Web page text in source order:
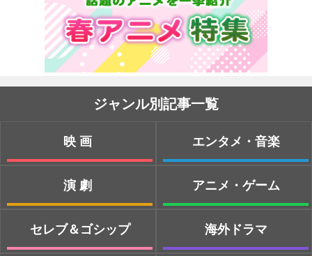
ジャンル別記事一覧
映画
演劇
セレブ＆ゴシップ
エンタメ・音楽
アニメ・ゲーム
海外ドラマ